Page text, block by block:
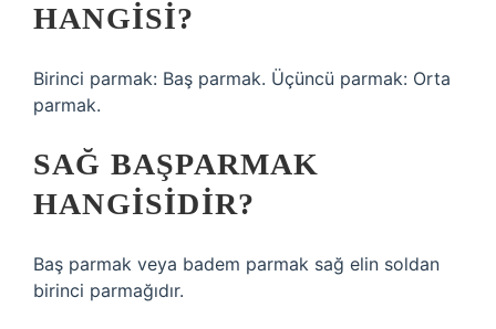
HANGISI?
Birinci parmak: Baş parmak. Üçüncü parmak: Orta
parmak.
SAĞ BAŞPARMAK
HANGISIDIR?
Baş parmak veya badem parmak sağ elin soldan
birinci parmağıdır.